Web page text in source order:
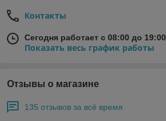
Контакты
Сегодня работает с 08:00 до 19:00
Показать весь график работы
Отзывы о магазине
135 отзывов за всё время